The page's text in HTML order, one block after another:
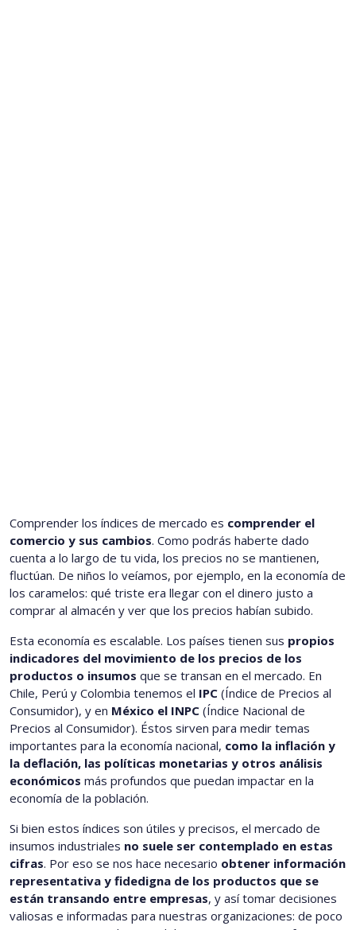
Comprender los índices de mercado es comprender el
comercio y sus cambios. Como podrás haberte dado
cuenta a lo largo de tu vida, los precios no se mantienen,
fluctúan. De niños lo veíamos, por ejemplo, en la economía de
los caramelos: qué triste era llegar con el dinero justo a
comprar al almacén y ver que los precios habían subido.
Esta economía es escalable. Los países tienen sus propios
indicadores del movimiento de los precios de los
productos o insumos que se transan en el mercado. En
Chile, Perú y Colombia tenemos el IPC (Índice de Precios al
Consumidor), y en México el INPC (Índice Nacional de
Precios al Consumidor). Éstos sirven para medir temas
importantes para la economía nacional, como la inflación y
la deflación, las políticas monetarias y otros análisis
económicos más profundos que puedan impactar en la
economía de la población.
Si bien estos índices son útiles y precisos, el mercado de
insumos industriales no suele ser contemplado en estas
cifras. Por eso se nos hace necesario obtener información
representativa y fidedigna de los productos que se
están transando entre empresas, y así tomar decisiones
valiosas e informadas para nuestras organizaciones: de poco